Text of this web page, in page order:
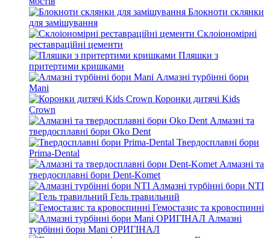
Блокноти склянки
для замішування
Склоіономірні
реставраційні цементи
Пляшки з
притертими кришками
Алмазні турбінні бори
Mani
Коронки дитячі Kids
Crown
Алмазні та
твердосплавні бори Oko Dent
Твердосплавні бори
Prima-Dental
Алмазні та
твердосплавні бори Dent-Komet
Алмазні турбінні бори NTI
Гель травильний
Гемостазис та кровоспинні
Алмазні
турбінні бори Mani ОРИГІНАЛ